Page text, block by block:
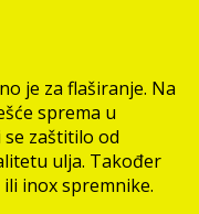
je za flaširanje. Na
sprema u
zaštitilo od
ulja. Također
inox spremnike.